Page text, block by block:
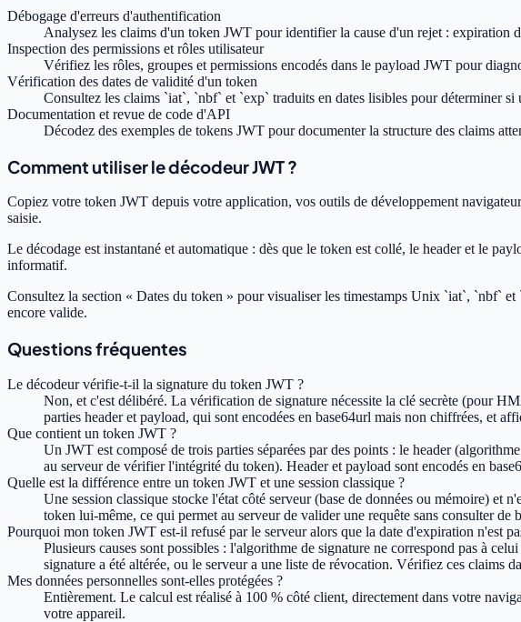
Débogage d'erreurs d'authentification
Analysez les claims d'un token JWT pour identifier la cause d'un rejet : expiration
Inspection des permissions et rôles utilisateur
Vérifiez les rôles, groupes et permissions encodés dans le payload JWT pour
Vérification des dates de validité d'un token
Consultez les claims `iat`, `nbf` et `exp` traduits en dates lisibles pour déterminer
Documentation et revue de code d'API
Décodez des exemples de tokens JWT pour documenter la structure des claims
Comment utiliser le décodeur JWT ?
Copiez votre token JWT depuis votre application, vos outils de développement
saisie.
Le décodage est instantané et automatique : dès que le token est collé, le header et le
informatif.
Consultez la section « Dates du token » pour visualiser les timestamps Unix `iat`, `nbf`
encore valide.
Questions fréquentes
Le décodeur vérifie-t-il la signature du token JWT ?
Non, et c'est délibéré. La vérification de signature nécessite la clé secrète (pour
parties header et payload, qui sont encodées en base64url mais non chiffrées, et
Que contient un token JWT ?
Un JWT est composé de trois parties séparées par des points : le header
au serveur de vérifier l'intégrité du token). Header et payload sont encodés en
Quelle est la différence entre un token JWT et une session classique ?
Une session classique stocke l'état côté serveur (base de données ou mémoire) et
token lui-même, ce qui permet au serveur de valider une requête sans consulter
Pourquoi mon token JWT est-il refusé par le serveur alors que la date d'expiration n'est
Plusieurs causes sont possibles : l'algorithme de signature ne correspond pas à
signature a été altérée, ou le serveur a une liste de révocation. Vérifiez ces claims
Mes données personnelles sont-elles protégées ?
Entièrement. Le calcul est réalisé à 100 % côté client, directement dans votre
votre appareil.